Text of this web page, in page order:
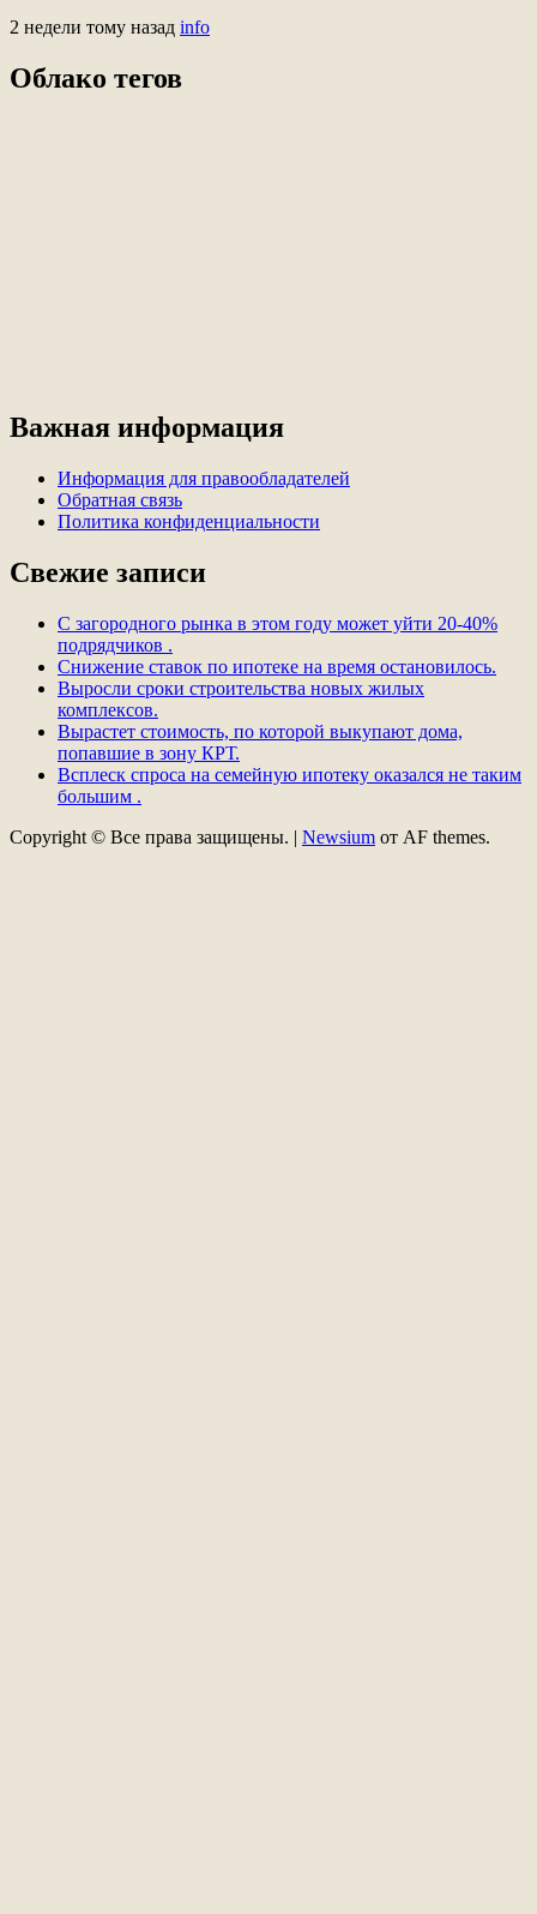
2 недели тому назад info
Облако тегов
Важная информация
Информация для правообладателей
Обратная связь
Политика конфиденциальности
Свежие записи
С загородного рынка в этом году может уйти 20-40%
подрядчиков .
Снижение ставок по ипотеке на время остановилось.
Выросли сроки строительства новых жилых
комплексов.
Вырастет стоимость, по которой выкупают дома,
попавшие в зону КРТ.
Всплеск спроса на семейную ипотеку оказался не таким
большим .
Copyright © Все права защищены. | Newsium от AF themes.